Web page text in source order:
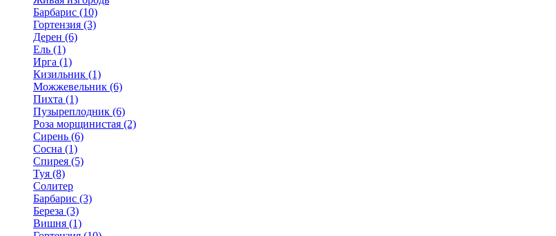
Барбарис (10)
Гортензия (3)
Дерен (6)
Ель (1)
Ирга (1)
Кизильник (1)
Можжевельник (6)
Пихта (1)
Пузыреплодник (6)
Роза морщинистая (2)
Сирень (6)
Сосна (1)
Спирея (5)
Туя (8)
Солитер
Барбарис (3)
Береза (3)
Вишня (1)